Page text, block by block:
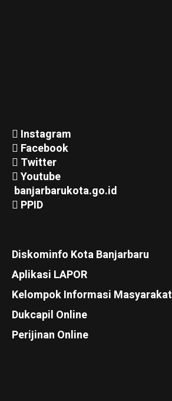
Instagram
Facebook
Twitter
Youtube
banjarbarukota.go.id
PPID
Diskominfo Kota Banjarbaru
Aplikasi LAPOR
Kelompok Informasi Masyarakat
Dukcapil Online
Perijinan Online